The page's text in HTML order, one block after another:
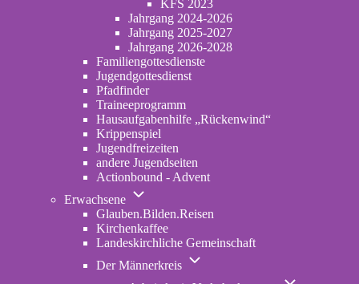
KFS 2023
Jahrgang 2024-2026
Jahrgang 2025-2027
Jahrgang 2026-2028
Familiengottesdienste
Jugendgottesdienst
Pfadfinder(opens
in
new
tab)
Traineeprogramm
Hausaufgabenhilfe „Rückenwind“
Krippenspiel
Jugendfreizeiten
andere Jugendseiten
Actionbound - Advent
Erwachsene
Unternavigation
Erwachsene
Glauben.Bilden.Reisen
new
Kirchenkaffee
Landeskirchliche Gemeinschaft
Der Männerkreis
Unternavigation